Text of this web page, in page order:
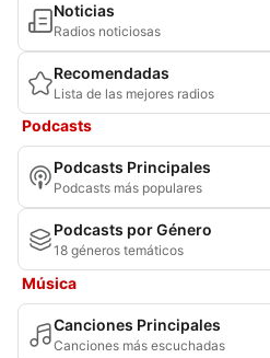
Noticias
Radios noticiosas
Recomendadas
Lista de las mejores radios
Podcasts
Podcasts Principales
Podcasts más populares
Podcasts por Género
18 géneros temáticos
Música
Canciones Principales
Canciones más escuchadas